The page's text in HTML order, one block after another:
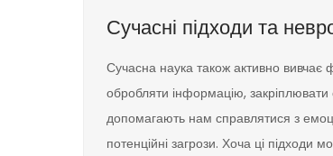
Сучасні підходи та
Сучасна наука також активно вивчає
обробляти інформацію, закріплювати
допомагають нам справлятися з
потенційні загрози. Хоча ці підходи